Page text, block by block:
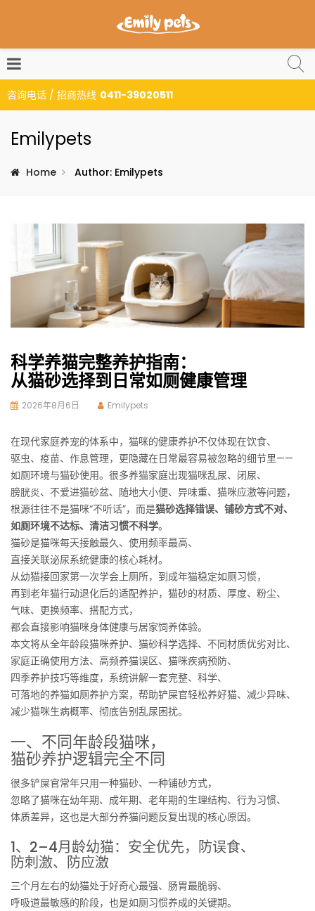
咨询电话 / 招商热线 0411-39020511
Emilypets
Home Author: Emilypets
科学养猫完整养护指南：
从猫砂选择到日常如厕健康管理
2026年8月6日 Emilypets
在现代家庭养宠的体系中，猫咪的健康养护不仅体现在饮食、
驱虫、疫苗、作息管理，更隐藏在日常最容易被忽略的细节里——
如厕环境与猫砂使用。很多养猫家庭出现猫咪乱尿、闭尿、
膀胱炎、不爱进猫砂盆、随地大小便、异味重、猫咪应激等问题，
根源往往不是猫咪“不听话”，而是猫砂选择错误、铺砂方式不对、
如厕环境不达标、清洁习惯不科学。
猫砂是猫咪每天接触最久、使用频率最高、
直接关联泌尿系统健康的核心耗材。
从幼猫接回家第一次学会上厕所，到成年猫稳定如厕习惯，
再到老年猫行动退化后的适配养护，猫砂的材质、厚度、粉尘、
气味、更换频率、搭配方式，
都会直接影响猫咪身体健康与居家饲养体验。
本文将从全年龄段猫咪养护、猫砂科学选择、不同材质优劣对比、
家庭正确使用方法、高频养猫误区、猫咪疾病预防、
四季养护技巧等维度，系统讲解一套完整、科学、
可落地的养猫如厕养护方案，帮助铲屎官轻松养好猫、减少异味、
减少猫咪生病概率、彻底告别乱尿困扰。
一、不同年龄段猫咪，
猫砂养护逻辑完全不同
很多铲屎官常年只用一种猫砂、一种铺砂方式，
忽略了猫咪在幼年期、成年期、老年期的生理结构、行为习惯、
体质差异，这也是大部分养猫问题反复出现的核心原因。
1、2–4月龄幼猫：安全优先，防误食、
防刺激、防应激
三个月左右的幼猫处于好奇心最强、肠胃最脆弱、
呼吸道最敏感的阶段，也是如厕习惯养成的关键期。